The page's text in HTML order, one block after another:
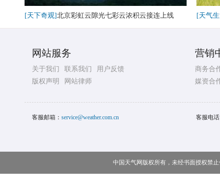
[天下奇观]北京彩虹云隙光七彩云浓积云接连上线 [天气
网站服务
关于我们 联系我们
用户反馈
版权声明
网站律师
营销
商务合
媒资合
客服邮箱： service@weather.com.cn 客服电
中国天气网版权所有，未经书面授权